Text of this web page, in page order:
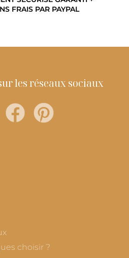
FRAIS PAR PAYPAL
les réseaux sociaux
choisir ?